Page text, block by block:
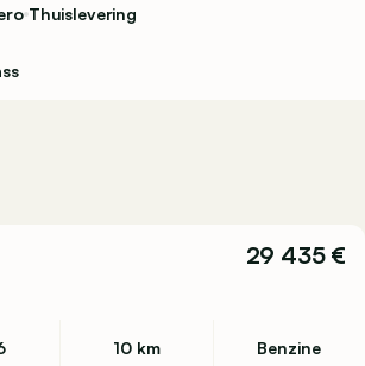
Thuislevering
29 435 €
10 km Benzine